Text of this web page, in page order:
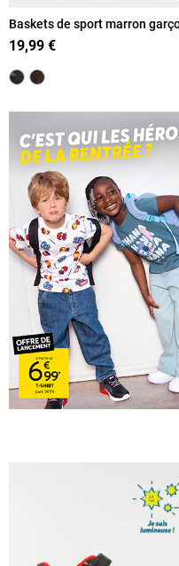
Baskets de sport marron
(24-30)
19,99 €